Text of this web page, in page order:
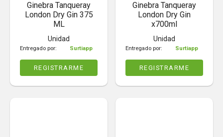
Ginebra Tanqueray
London Dry Gin 375
ML
Unidad
Entregado por: Surtiapp
REGISTRARME
Ginebra Tanqueray
London Dry Gin
x700ml
Unidad
Entregado por: Surtiapp
REGISTRARME